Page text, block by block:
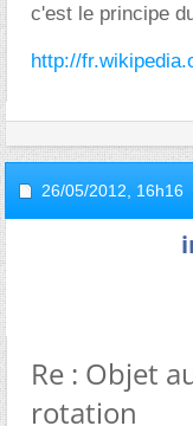
c'est le principe
http://
26/05/2012, 16h16
Re : Objet
rotation